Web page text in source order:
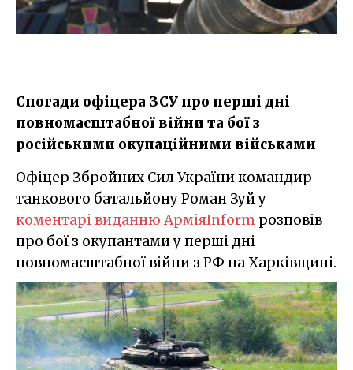
Спогади офіцера ЗСУ про перші дні
повномасштабної війни та бої з
російськими окупаційними військами
Офіцер Збройних Сил України командир
танкового батальйону Роман Зуй у
коментарі виданню АрміяInform розповів
про бої з окупантами у перші дні
повномасштабної війни з РФ на Харківщині.